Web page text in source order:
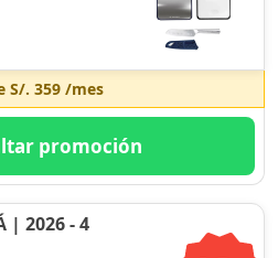
S/. 359/mes
promoción
| 2026 - 4